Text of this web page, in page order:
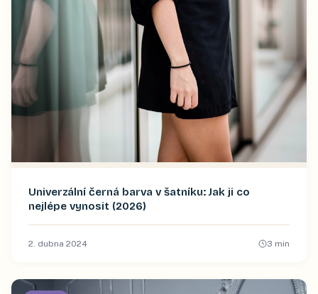
Univerzální černá barva v šatníku: Jak ji co
nejlépe vynosit (2026)
2. dubna 2024 3 min